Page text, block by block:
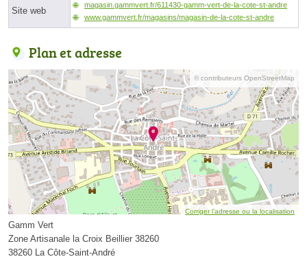
Site web
magasin.gammvert.fr/611430-gamm-vert-de-la-cote-st-andre
www.gammvert.fr/magasins/magasin-de-la-cote-st-andre
Plan et adresse
© contributeurs OpenStreetMap
Corriger l’adresse ou la localisation
Gamm Vert
Zone Artisanale la Croix Beillier 38260
38260 La Côte-Saint-André